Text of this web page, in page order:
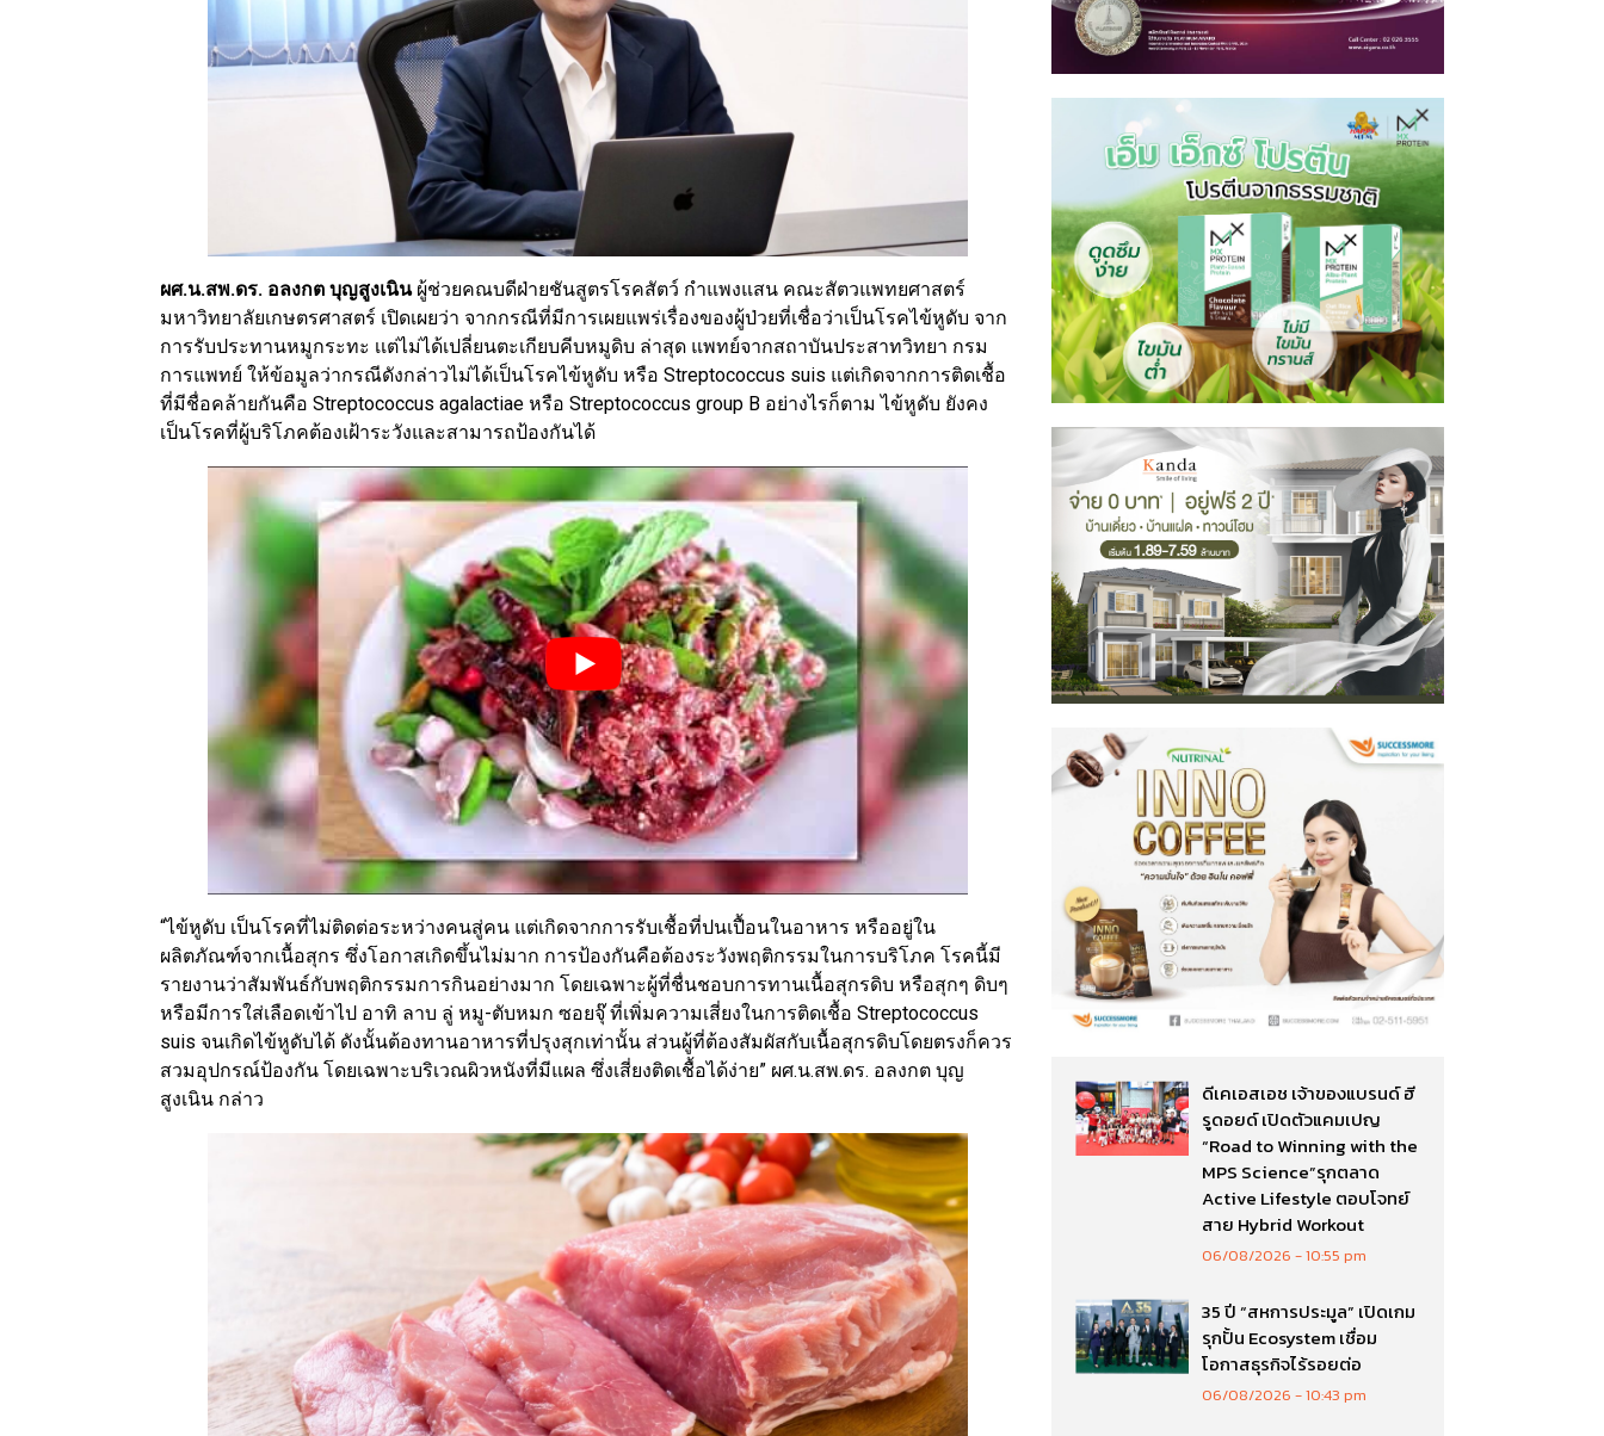
ผศ.น.สพ.ดร. อลงกต บุญสูงเนินผู้ช่วยคณบดีฝ่ายชันสูตรโรคสัตว์ กำแพงแสน คณะสัตวแพทยศาสตร์
มหาวิทยาลัยเกษตรศาสตร์ เปิดเผยว่า จากกรณีที่มีการเผยแพร่เรื่องของผู้ป่วยที่เชื่อว่าเป็นโรคไข้หูดับ จาก
การรับประทานหมูกระทะ เเต่ไม่ได้เปลี่ยนตะเกียบคีบหมูดิบ ล่าสุด แพทย์จากสถาบันประสาทวิทยา กรม
การแพทย์ ให้ข้อมูลว่ากรณีดังกล่าวไม่ได้เป็นโรคไข้หูดับ หรือ Streptococcus suis แต่เกิดจากการติดเชื้อ
ที่มีชื่อคล้ายกันคือ Streptococcus agalactiae หรือ Streptococcus group B อย่างไรก็ตาม ไข้หูดับ ยังคง
เป็นโรคที่ผู้บริโภคต้องเฝ้าระวังและสามารถป้องกันได้
“ไข้หูดับ เป็นโรคที่ไม่ติดต่อระหว่างคนสู่คน แต่เกิดจากการรับเชื้อที่ปนเปื้อนในอาหาร หรืออยู่ใน
ผลิตภัณฑ์จากเนื้อสุกร ซึ่งโอกาสเกิดขึ้นไม่มาก การป้องกันคือต้องระวังพฤติกรรมในการบริโภค โรคนี้มี
รายงานว่าสัมพันธ์กับพฤติกรรมการกินอย่างมาก โดยเฉพาะผู้ที่ชื่นชอบการทานเนื้อสุกรดิบ หรือสุกๆ ดิบๆ
หรือมีการใส่เลือดเข้าไป อาทิ ลาบ ลู่ หมู-ตับหมก ซอยจุ๊ ที่เพิ่มความเสี่ยงในการติดเชื้อ Streptococcus
suis จนเกิดไข้หูดับได้ ดังนั้นต้องทานอาหารที่ปรุงสุกเท่านั้น ส่วนผู้ที่ต้องสัมผัสกับเนื้อสุกรดิบโดยตรงก็ควร
สวมอุปกรณ์ป้องกัน โดยเฉพาะบริเวณผิวหนังที่มีแผล ซึ่งเสี่ยงติดเชื้อได้ง่าย” ผศ.น.สพ.ดร. อลงกต บุญ
สูงเนิน กล่าว
ดีเคเอสเอช เจ้าของแบรนด์ ฮี
รูดอยด์ เปิดตัวแคมเปญ
“Road to Winning with the
MPS Science”รุกตลาด
Active Lifestyle ตอบโจทย์
สาย Hybrid Workout
06/08/2026 10:55 pm
35 ปี “สหการประมูล” เปิดเกม
รุกปั้น Ecosystem เชื่อม
โอกาสธุรกิจไร้รอยต่อ
06/08/2026 10:43 pm